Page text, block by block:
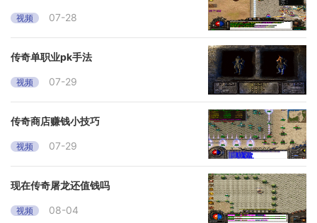
视频 07-28
传奇单职业pk手法
视频 07-29
传奇商店赚钱小技巧
视频 07-29
现在传奇屠龙还值钱吗
视频 08-04